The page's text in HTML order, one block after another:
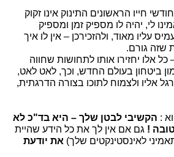
חייו הראשונים התינוק אינו זקוק
לי, יהיה לו מספיק זמן ומספיק
עליו מאוד, ולהזכירכן – אין לו איך
שזה גורם.
כל אלו יחזירו אותו לתחושות שחווה
ביטחון בעולם החדש, וכך, לאט לאט,
אליו ולצמוח לתוכו בצורה הדרגתית,
: הקשיבי לבטן שלך – היא בד"כ לא
! גם אם אין לך את כל הידע שהיית
לאינסטינקטים שלך) את יודעת